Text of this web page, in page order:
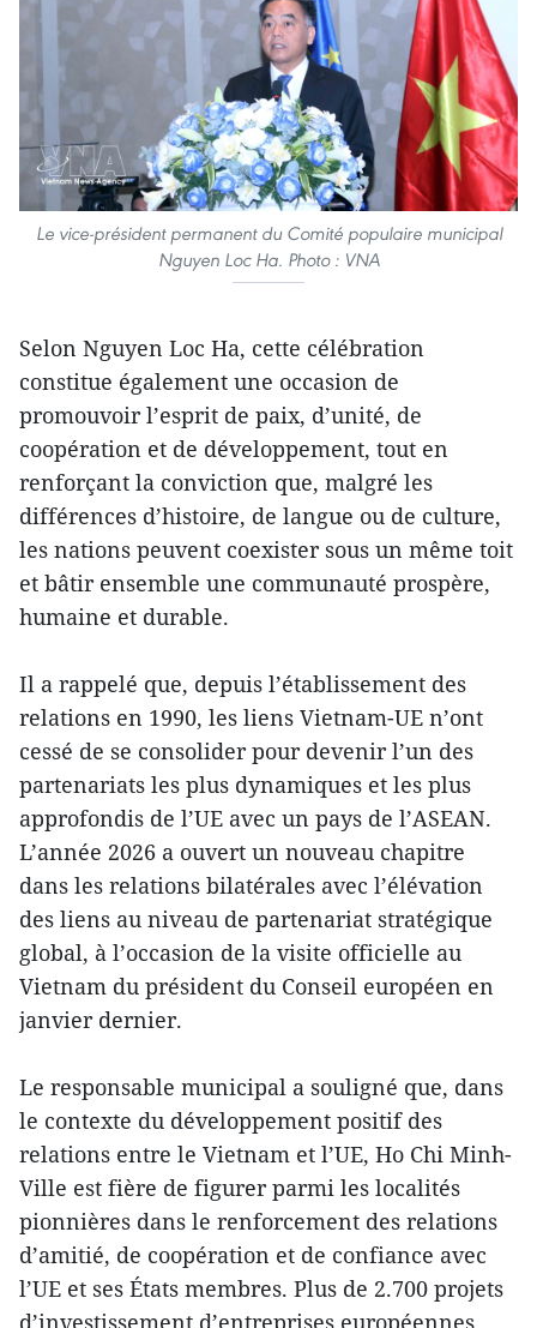
Le vice-président permanent du Comité populaire municipal
Nguyen Loc Ha. Photo : VNA
Selon Nguyen Loc Ha, cette célébration
constitue également une occasion de
promouvoir l’esprit de paix, d’unité, de
coopération et de développement, tout en
renforçant la conviction que, malgré les
différences d’histoire, de langue ou de culture,
les nations peuvent coexister sous un même toit
et bâtir ensemble une communauté prospère,
humaine et durable.
Il a rappelé que, depuis l’établissement des
relations en 1990, les liens Vietnam-UE n’ont
cessé de se consolider pour devenir l’un des
partenariats les plus dynamiques et les plus
approfondis de l’UE avec un pays de l’ASEAN.
L’année 2026 a ouvert un nouveau chapitre
dans les relations bilatérales avec l’élévation
des liens au niveau de partenariat stratégique
global, à l’occasion de la visite officielle au
Vietnam du président du Conseil européen en
janvier dernier.
Le responsable municipal a souligné que, dans
le contexte du développement positif des
relations entre le Vietnam et l’UE, Ho Chi Minh-
Ville est fière de figurer parmi les localités
pionnières dans le renforcement des relations
d’amitié, de coopération et de confiance avec
l’UE et ses États membres. Plus de 2.700 projets
d’investissement d’entreprises européennes